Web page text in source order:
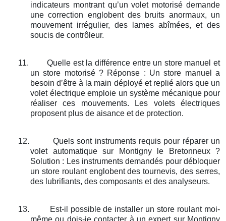
indicateurs montrant qu’un volet motorisé demande
une correction englobent des bruits anormaux, un
mouvement irrégulier, des lames abîmées, et des
soucis de contrôleur.
11.
Quelle est la différence entre un store manuel et
un store motorisé ? Réponse : Un store manuel a
besoin d’être à la main déployé et replié alors que un
volet électrique emploie un système mécanique pour
réaliser ces mouvements. Les volets électriques
proposent plus de aisance et de protection.
12.
Quels sont instruments requis pour réparer un
volet automatique sur Montigny le Bretonneux ?
Solution : Les instruments demandés pour débloquer
un store roulant englobent des tournevis, des serres,
des lubrifiants, des composants et des analyseurs.
13.
Est-il possible de installer un store roulant moi-